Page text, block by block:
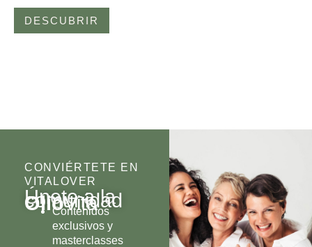
DESCUBRIR
CONVIÉRTETE EN
VITALOVER
Únete a la
comunidad
OlioVita
Contenidos
exclusivos y
masterclasses